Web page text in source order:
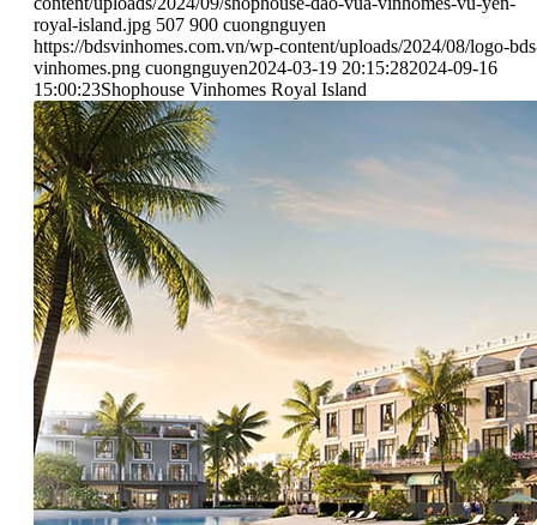
royal-island.jpg 507 900 cuongnguyen
https://bdsvinhomes.com.vn/wp-content/uploads/2024/08/logo-
vinhomes.png cuongnguyen2024-03-19 20:15:282024-09-16
15:00:23Shophouse Vinhomes Royal Island